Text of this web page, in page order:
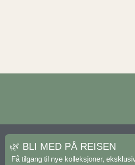
🌿 BLI MED PÅ REISEN
Få tilgang til nye kolleksjoner,